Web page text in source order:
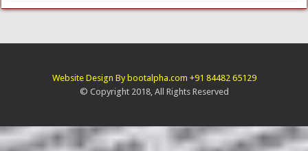
Website Design By bootalpha.com +91 84482 65129
© Copyright 2018, All Rights Reserved